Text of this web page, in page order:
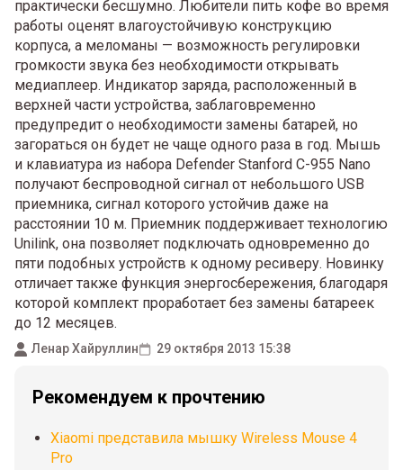
практически бесшумно. Любители пить кофе во время
работы оценят влагоустойчивую конструкцию
корпуса, а меломаны — возможность регулировки
громкости звука без необходимости открывать
медиаплеер. Индикатор заряда, расположенный в
верхней части устройства, заблаговременно
предупредит о необходимости замены батарей, но
загораться он будет не чаще одного раза в год. Мышь
и клавиатура из набора Defender Stanford C-955 Nano
получают беспроводной сигнал от небольшого USB
приемника, сигнал которого устойчив даже на
расстоянии 10 м. Приемник поддерживает технологию
Unilink, она позволяет подключать одновременно до
пяти подобных устройств к одному ресиверу. Новинку
отличает также функция энергосбережения, благодаря
которой комплект проработает без замены батареек
до 12 месяцев.
Ленар Хайруллин 29 октября 2013 15:38
Рекомендуем к прочтению
Xiaomi представила мышку Wireless Mouse 4
Pro